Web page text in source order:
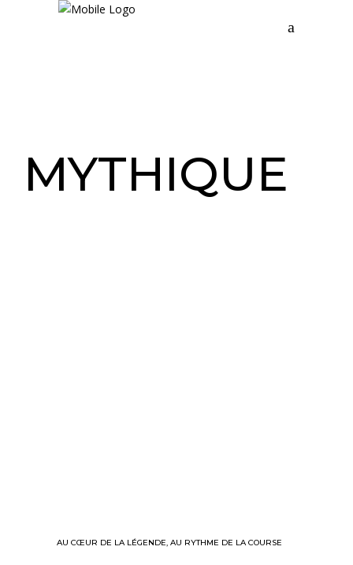
MYTHIQUE
AU CŒUR DE LA LÉGENDE, AU RYTHME DE LA COURSE